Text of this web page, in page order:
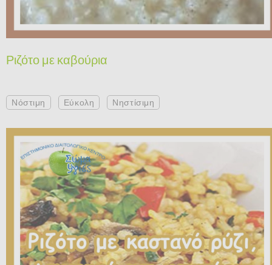
Ριζότο με καβούρια
Νόστιμη Εύκολη Νηστίσιμη